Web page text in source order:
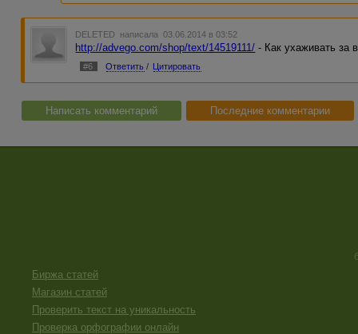
DELETED написала 03.06.2014 в 03:52
http://advego.com/shop/text/14519111/ - Как ухаживать за
#6 Ответить / Цитировать
Написать комментарий Последние комментарии
Биржа статей
Магазин статей
Проверить текст на уникальность
Проверка орфографии онлайн